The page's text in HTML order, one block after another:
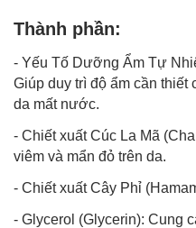
Thành phần:
- Yếu Tố Dưỡng Ẩm Tự
Giúp duy trì độ ẩm cần thiết
da mất nước.
- Chiết xuất Cúc La Mã
viêm và mẩn đỏ trên da.
- Chiết xuất Cây Phỉ
- Glycerol (Glycerin): Cung